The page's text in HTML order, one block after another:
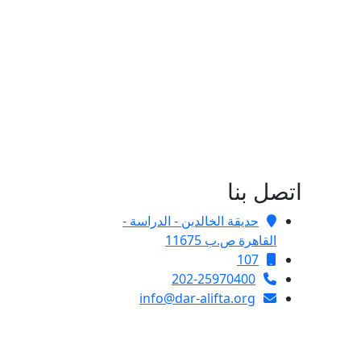
اتصل بنا
حديقة الخالدين - الدراسة -
القاهرة ص.ب 11675
107
202-25970400
info@dar-alifta.org